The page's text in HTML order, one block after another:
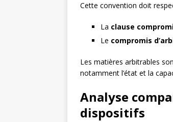
Cette convention doit
La clause
Le compromis
Les matières arbitrables
notamment l’état et la
Analyse
dispositifs